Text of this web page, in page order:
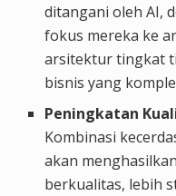
ditangani oleh AI,
fokus mereka ke
arsitektur tingkat
bisnis yang
Peningkatan
Kombinasi
akan
berkualitas, lebih